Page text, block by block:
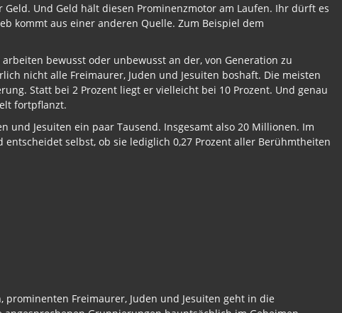
Und Geld hält diesen Prominenzmotor am Laufen. Ihr dürft es
kommt aus einer anderen Quelle. Zum Beispiel dem
bewusst oder unbewusst an der, von Generation zu
nicht alle Freimaurer, Juden und Jesuiten boshaft. Die meisten
Statt bei 2 Prozent liegt er vielleicht bei 10 Prozent. Und genau
fortpflanzt.
Jesuiten ein paar Tausend. Insgesamt also 20 Millionen. Im
selbst, ob sie lediglich 0,27 Prozent aller Berühmtheiten
Freimaurer, Juden und Jesuiten geht in die